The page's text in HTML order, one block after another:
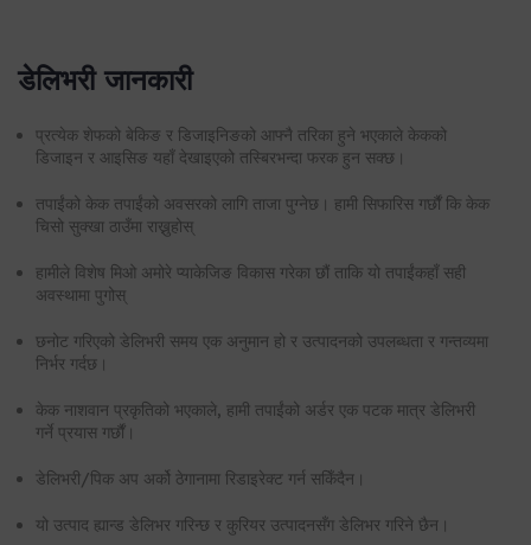
डेलिभरी जानकारी
प्रत्येक शेफको बेकिङ र डिजाइनिङको आफ्नै तरिका हुने भएकाले केकको
डिजाइन र आइसिङ यहाँ देखाइएको तस्बिरभन्दा फरक हुन सक्छ।
तपाईंको केक तपाईंको अवसरको लागि ताजा पुग्नेछ। हामी सिफारिस गर्छौं कि केक
चिसो सुक्खा ठाउँमा राख्नुहोस्
हामीले विशेष मिओ अमोरे प्याकेजिङ विकास गरेका छौं ताकि यो तपाईंकहाँ सही
अवस्थामा पुगोस्
छनोट गरिएको डेलिभरी समय एक अनुमान हो र उत्पादनको उपलब्धता र गन्तव्यमा
निर्भर गर्दछ।
केक नाशवान प्रकृतिको भएकाले, हामी तपाईंको अर्डर एक पटक मात्र डेलिभरी
गर्ने प्रयास गर्छौं।
डेलिभरी/पिक अप अर्को ठेगानामा रिडाइरेक्ट गर्न सकिँदैन।
यो उत्पाद ह्यान्ड डेलिभर गरिन्छ र कुरियर उत्पादनसँग डेलिभर गरिने छैन।